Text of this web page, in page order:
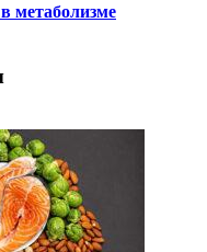
метаболизме